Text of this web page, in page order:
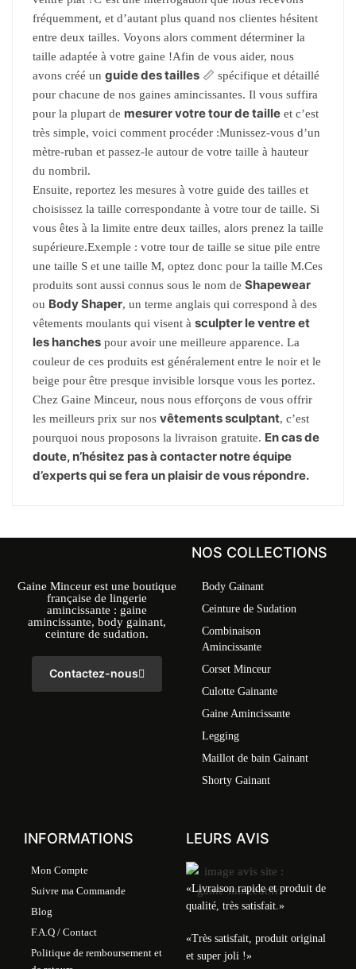
fréquemment, et d’autant plus quand nos clientes hésitent
entre deux tailles. Voyons alors comment déterminer la
taille adaptée à votre gaine !Afin de vous aider, nous
avons créé un guide des tailles 📏 spécifique et détaillé
pour chacune de nos gaines amincissantes. Il vous suffira
pour la plupart de mesurer votre tour de taille et c’est
très simple, voici comment procéder :Munissez-vous d’un
mètre-ruban et passez-le autour de votre taille à hauteur
du nombril.
Ensuite, reportez les mesures à votre guide des tailles et
choisissez la taille correspondante à votre tour de taille. Si
vous êtes à la limite entre deux tailles, alors prenez la taille
supérieure.Exemple : votre tour de taille se situe pile entre
une taille S et une taille M, optez donc pour la taille M.Ces
produits sont aussi connus sous le nom de Shapewear
ou Body Shaper, un terme anglais qui correspond à des
vêtements moulants qui visent à sculpter le ventre et
les hanches pour avoir une meilleure apparence. La
couleur de ces produits est généralement entre le noir et le
beige pour être presque invisible lorsque vous les portez.
Chez Gaine Minceur, nous nous efforçons de vous offrir
les meilleurs prix sur nos vêtements sculptant, c’est
pourquoi nous proposons la livraison gratuite. En cas de
doute, n’hésitez pas à contacter notre équipe
d’experts qui se fera un plaisir de vous répondre.
Gaine Minceur est une boutique
française de lingerie
amincissante : gaine
amincissante, body gainant,
ceinture de sudation.
Contactez-nous
NOS COLLECTIONS
Body Gainant
Ceinture de Sudation
Combinaison
Amincissante
Corset Minceur
Culotte Gainante
Gaine Amincissante
Legging
Maillot de bain Gainant
Shorty Gainant
INFORMATIONS
Mon Compte
Suivre ma Commande
Blog
F.A.Q / Contact
Politique de remboursement et
LEURS AVIS
«Livraison rapide et produit de
qualité, très satisfait.»
«Très satisfait, produit original
et super joli !»